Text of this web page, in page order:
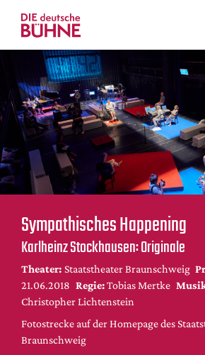
Kritiken
Schauspiel
Musiktheater
Tanz
Crossover
Bühnenwelt
Festivals & Veranstaltungen
Menschen & Theater
Themen
Internationales
Nachrufe
Medientipps
DdB-map
Sympathisches Happening
Karlheinz Stockhausen: Originale
Theater: Staatstheater Braunschweig
21.06.2018 Regie: Tobias Mertke
Christopher Lichtenstein
Fotostrecke auf der Homepage des
Braunschweig